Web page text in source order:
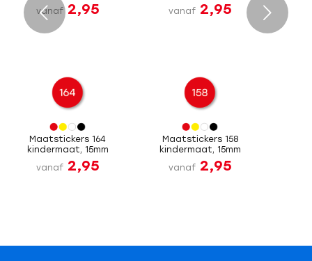
vanaf 2,95
vanaf 2,95
Maatstickers 164
kindermaat, 15mm
vanaf 2,95
Maatstickers 158
kindermaat, 15mm
vanaf 2,95
Volgende